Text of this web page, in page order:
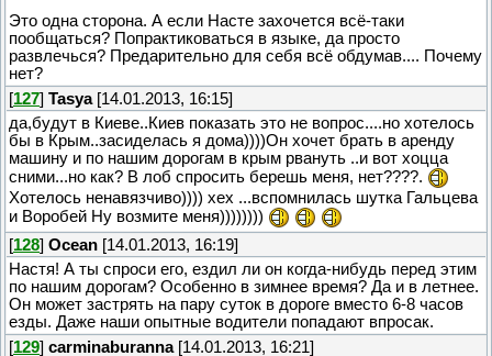
Это одна сторона. А если Насте захочется всё-таки
пообщаться? Попрактиковаться в языке, да просто
развлечься? Предарительно для себя всё обдумав.... Почему
нет?
[127] Tasya[14.01.2013, 16:15]
да,будут в Киеве..Киев показать это не вопрос....но хотелось
бы в Крым..засиделась я дома))))Он хочет брать в аренду
машину и по нашим дорогам в крым рвануть ..и вот хоцца
сними...но как? В лоб спросить берешь меня, нет????.
Хотелось ненавязчиво)))) хех ...вспомнилась шутка Гальцева
и Воробей Ну возмите меня))))))))
[128] Ocean [14.01.2013, 16:19]
Настя! А ты спроси его, ездил ли он когда-нибудь перед этим
по нашим дорогам? Особенно в зимнее время? Да и в летнее.
Он может застрять на пару суток в дороге вместо 6-8 часов
езды. Даже наши опытные водители попадают впросак.
[129] carminaburanna[14.01.2013, 16:21]